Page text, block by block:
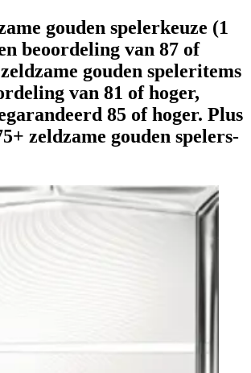
gouden spelerkeuze (1
beoordeling van 87 of
gouden speleritems
van 81 of hoger,
85 of hoger. Plus
zeldzame gouden spelers-